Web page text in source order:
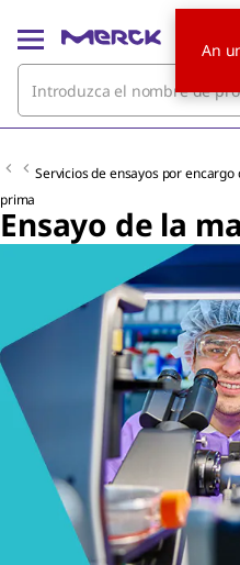
Servicios de ensayos por encargo
prima
Ensayo de la
An